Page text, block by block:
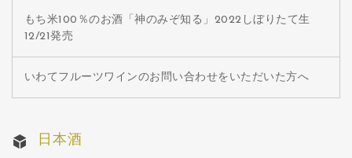
もち米100％のお酒「神のみぞ知る」2022しぼりたて生
12/21発売
いわてフルーツワインのお問い合わせをいただいた方へ
日本酒